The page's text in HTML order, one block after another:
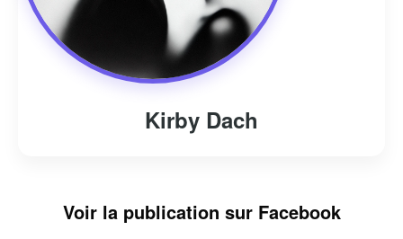
Kirby Dach
Voir la publication sur Facebook